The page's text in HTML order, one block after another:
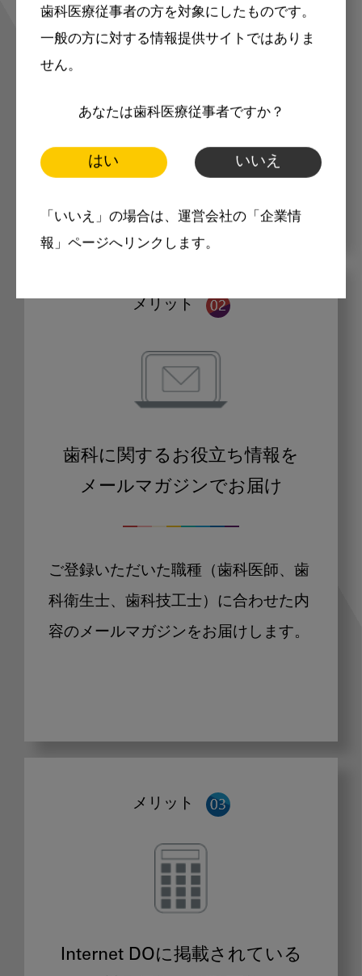
歯科医療従事者の方を対象にしたものです。
一般の方に対する情報提供サイトではありま
せん。
あなたは歯科医療従事者ですか？
はい いいえ
「いいえ」の場合は、運営会社の「企業情
報」ページへリンクします。
インが必要になっています。会員登録
メリット
歯科に関するお役立ち情報を
メールマガジンでお届け
ご登録いただいた職種（歯科医師、歯
科衛生士、歯科技工士）に合わせた内
容のメールマガジンをお届けします。
メリット
Internet DOに掲載されている